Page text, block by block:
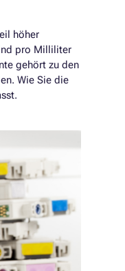
höher
pro Milliliter
gehört zu den
Wie Sie die